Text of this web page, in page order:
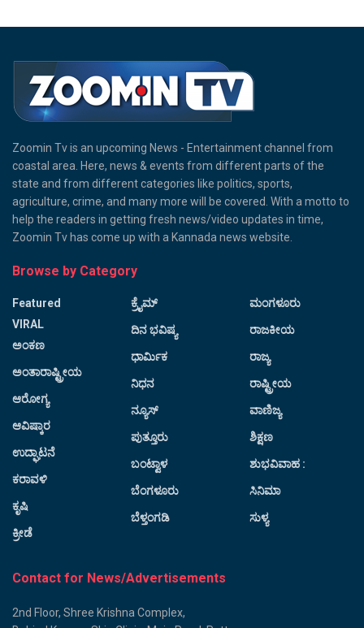
Zoomin Tv is an upcoming News - Entertainment channel from
coastal area. Here, news & events from different parts of the
state and from different categories like politics, sports,
agriculture, crime, and many more will be covered. With a motto to
help the readers in getting fresh news/video updates in time,
Zoomin Tv has come up with a Kannada news website.
Browse by Category
Featured
VIRAL
ಅಂಕಣ
ಅಂತಾರಾಷ್ಟ್ರೀಯ
ಆರೋಗ್ಯ
ಆವಿಷ್ಕಾರ
ಉದ್ಘಾಟನೆ
ಕರಾವಳಿ
ಕೃಷಿ
ಕ್ರೀಡೆ
ಕ್ರೈಮ್
ದಿನ ಭವಿಷ್ಯ
ಧಾರ್ಮಿಕ
ನಿಧನ
ನ್ಯೂಸ್
ಪುತ್ತೂರು
ಬಂಟ್ವಾಳ
ಬೆಂಗಳೂರು
ಬೆಳ್ತಂಗಡಿ
ಮಂಗಳೂರು
ರಾಜಕೀಯ
ರಾಜ್ಯ
ರಾಷ್ಟ್ರೀಯ
ವಾಣಿಜ್ಯ
ಶಿಕ್ಷಣ
ಶುಭವಿವಾಹ :
ಸಿನಿಮಾ
ಸುಳ್ಯ
Contact for News/Advertisements
2nd Floor, Shree Krishna Complex,